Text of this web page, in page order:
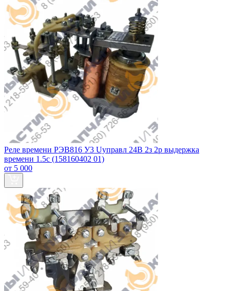
Реле времени РЭВ816 У3 Uуправл 24В 2з 2р выдержка
времени 1.5с (158160402 01)
от 5 000